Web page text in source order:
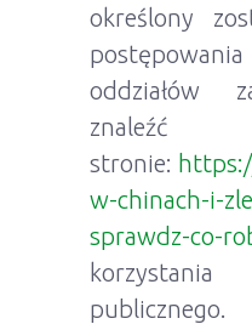
określony
oddziałów
stronie:
w-chinach-i-
sprawdz-co-
publicznego.